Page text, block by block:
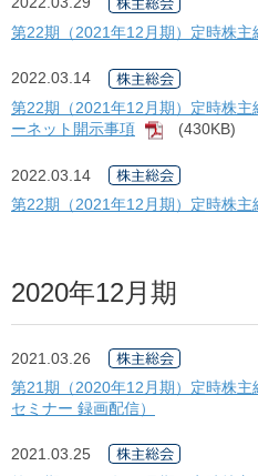
第22期（2021年12月期）定時株主
2022.03.14
第22期（2021年12月期）定時株
ーネット開示事項
[PDF]
(430KB)
2022.03.14
第22期（2021年12月期）定時株主
2020年12月期
2021.03.26
第21期（2020年12月期）定時株
セミナー 録画配信）
2021.03.25